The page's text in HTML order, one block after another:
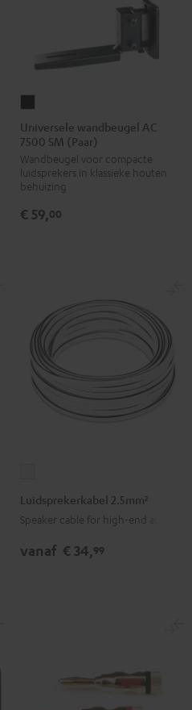
wandbeugel
AC
7500
SM
Zwart
Universele wandbeugel AC
7500 SM (Paar)
Wandbeugel voor compacte
luidsprekers in klassieke houten
behuizing
€ 59,00
2.5mm²
Wit
Luidsprekerkabel 2.5mm²
Speaker cable for high-end audio
vanaf € 34,99